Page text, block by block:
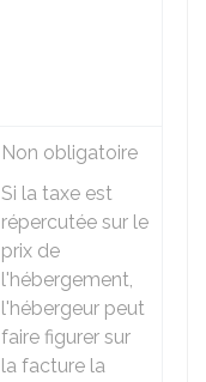
Non obligatoire
Si la taxe est
répercutée sur le
prix de
l'hébergement,
l'hébergeur peut
faire figurer sur
la facture la